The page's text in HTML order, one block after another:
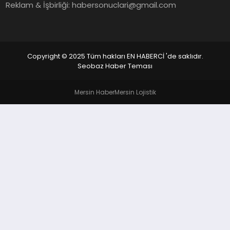
SIYASET
Reklam & İşbirliği:habersonuclari@gmail.com
Copyright © 2025 Tüm hakları EN HABERCİ 'de saklıdır.
Seobaz Haber Teması
Mersin HaberMersin Lojistik